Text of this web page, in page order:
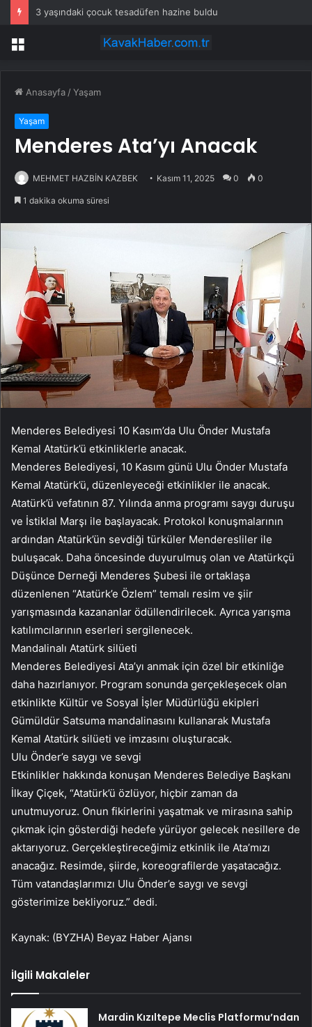
3 yaşındaki çocuk tesadüfen hazine buldu
Menü
Anasayfa /Yaşam
Yaşam
Menderes Ata’yı Anacak
MEHMET HAZBİN KAZBEK Kasım 11, 2025 0 0
1 dakika okuma süresi
Menderes Belediyesi 10 Kasım’da Ulu Önder Mustafa
Kemal Atatürk’ü etkinliklerle anacak.
Menderes Belediyesi, 10 Kasım günü Ulu Önder Mustafa
Kemal Atatürk’ü, düzenleyeceği etkinlikler ile anacak.
Atatürk’ü vefatının 87. Yılında anma programı saygı duruşu
ve İstiklal Marşı ile başlayacak. Protokol konuşmalarının
ardından Atatürk’ün sevdiği türküler Menderesliler ile
buluşacak. Daha öncesinde duyurulmuş olan ve Atatürkçü
Düşünce Derneği Menderes Şubesi ile ortaklaşa
düzenlenen “Atatürk’e Özlem” temalı resim ve şiir
yarışmasında kazananlar ödüllendirilecek. Ayrıca yarışma
katılımcılarının eserleri sergilenecek.
Mandalinalı Atatürk silüeti
Menderes Belediyesi Ata’yı anmak için özel bir etkinliğe
daha hazırlanıyor. Program sonunda gerçekleşecek olan
etkinlikte Kültür ve Sosyal İşler Müdürlüğü ekipleri
Gümüldür Satsuma mandalinasını kullanarak Mustafa
Kemal Atatürk silüeti ve imzasını oluşturacak.
Ulu Önder’e saygı ve sevgi
Etkinlikler hakkında konuşan Menderes Belediye Başkanı
İlkay Çiçek, “Atatürk’ü özlüyor, hiçbir zaman da
unutmuyoruz. Onun fikirlerini yaşatmak ve mirasına sahip
çıkmak için gösterdiği hedefe yürüyor gelecek nesillere de
aktarıyoruz. Gerçekleştireceğimiz etkinlik ile Ata’mızı
anacağız. Resimde, şiirde, koreografilerde yaşatacağız.
Tüm vatandaşlarımızı Ulu Önder’e saygı ve sevgi
gösterimize bekliyoruz.” dedi.
Kaynak: (BYZHA) Beyaz Haber Ajansı
İlgili Makaleler
Mardin Kızıltepe Meclis Platformu’ndan